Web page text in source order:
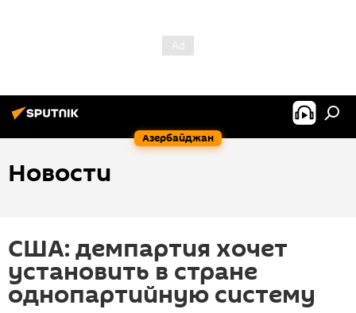
Азербайджан
Новости
США: демпартия хочет
установить в стране
однопартийную систему